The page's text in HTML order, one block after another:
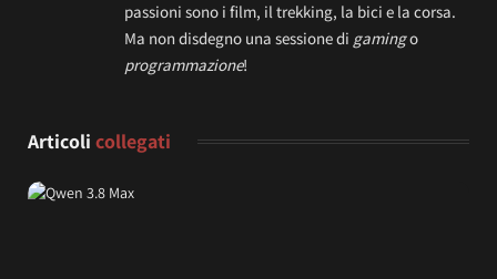
passioni sono i film, il trekking, la bici e la corsa.
Ma non disdegno una sessione di gamingo
programmazione!
Articoli collegati